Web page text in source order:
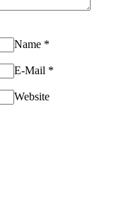
Name *
E-Mail *
Website